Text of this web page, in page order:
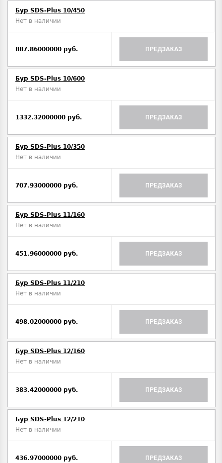
Бур SDS-Plus 10/450
Нет в наличии
887.86000000 руб. ПРЕДЗАКАЗ
Бур SDS-Plus 10/600
Нет в наличии
1332.32000000 руб. ПРЕДЗАКАЗ
Бур SDS-Plus 10/350
Нет в наличии
707.93000000 руб. ПРЕДЗАКАЗ
Бур SDS-Plus 11/160
Нет в наличии
451.96000000 руб. ПРЕДЗАКАЗ
Бур SDS-Plus 11/210
Нет в наличии
498.02000000 руб. ПРЕДЗАКАЗ
Бур SDS-Plus 12/160
Нет в наличии
383.42000000 руб. ПРЕДЗАКАЗ
Бур SDS-Plus 12/210
Нет в наличии
436.97000000 руб. ПРЕДЗАКАЗ